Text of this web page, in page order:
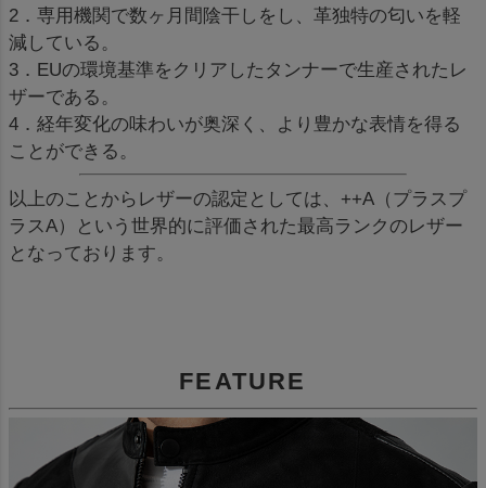
2．専用機関で数ヶ月間陰干しをし、革独特の匂いを軽
減している。
3．EUの環境基準をクリアしたタンナーで生産されたレ
ザーである。
4．経年変化の味わいが奥深く、より豊かな表情を得る
ことができる。
以上のことからレザーの認定としては、++A（プラスプ
ラスA）という世界的に評価された最高ランクのレザー
となっております。
FEATURE